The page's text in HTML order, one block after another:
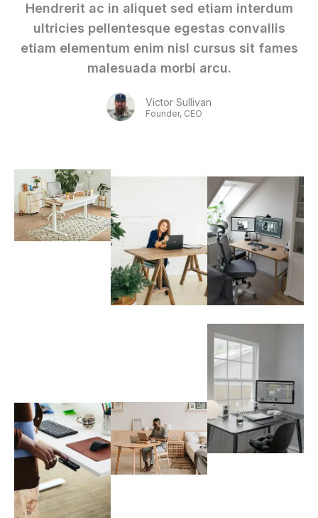
Hendrerit ac in aliquet sed etiam interdum
ultricies pellentesque egestas convallis
etiam elementum enim nisl cursus sit fames
malesuada morbi arcu.
Victor Sullivan
Founder, CEO